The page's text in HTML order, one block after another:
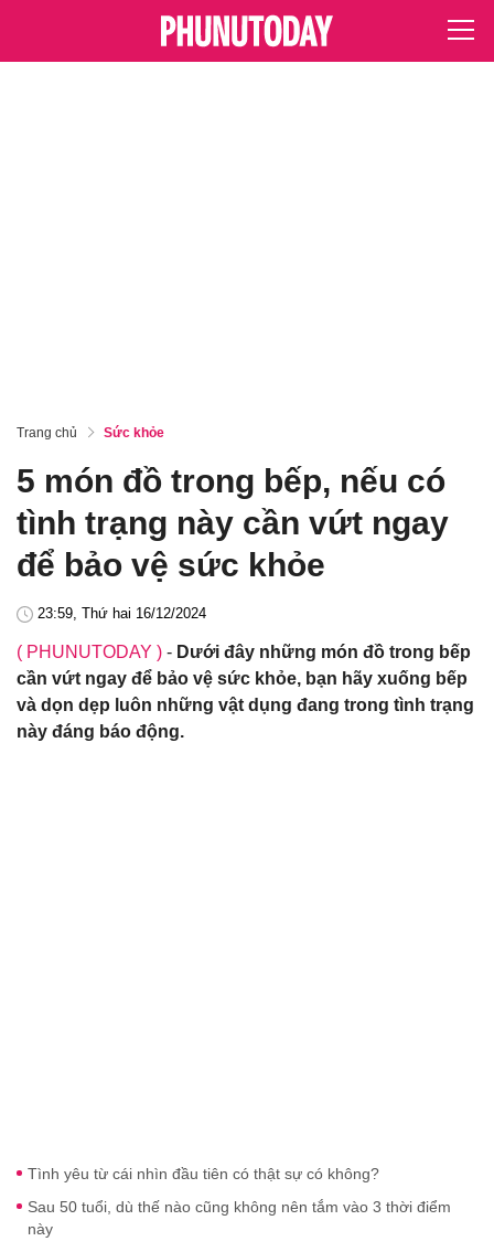
Trang chủ Sức khỏe
5 món đồ trong bếp, nếu có
tình trạng này cần vứt ngay
để bảo vệ sức khỏe
23:59, Thứ hai 16/12/2024
( PHUNUTODAY ) - Dưới đây những món đồ trong bếp
cần vứt ngay để bảo vệ sức khỏe, bạn hãy xuống bếp
và dọn dẹp luôn những vật dụng đang trong tình trạng
này đáng báo động.
Tình yêu từ cái nhìn đầu tiên có thật sự có không?
Sau 50 tuổi, dù thế nào cũng không nên tắm vào 3 thời điểm
này